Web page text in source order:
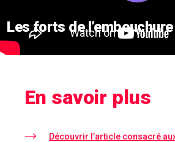
Les forts de
En savoir plus
Découvrir l’article consacré